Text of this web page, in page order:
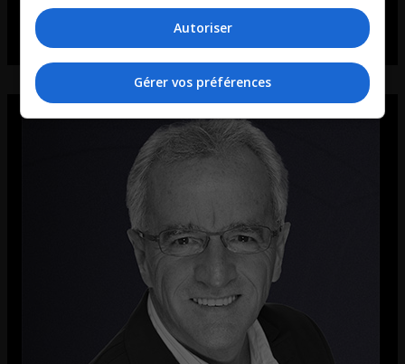
Autoriser
Gérer vos préférences